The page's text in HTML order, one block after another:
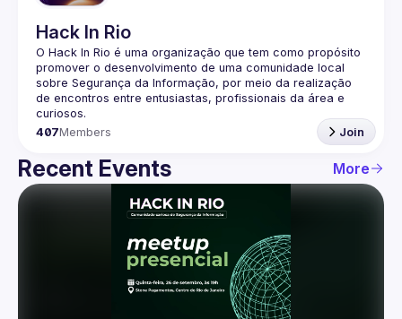
Hack In Rio
O Hack In Rio é uma organização que tem como propósito
promover o desenvolvimento de uma comunidade local
sobre Segurança da Informação, por meio da realização
de encontros entre entusiastas, profissionais da área e
407Members Join
Recent Events More